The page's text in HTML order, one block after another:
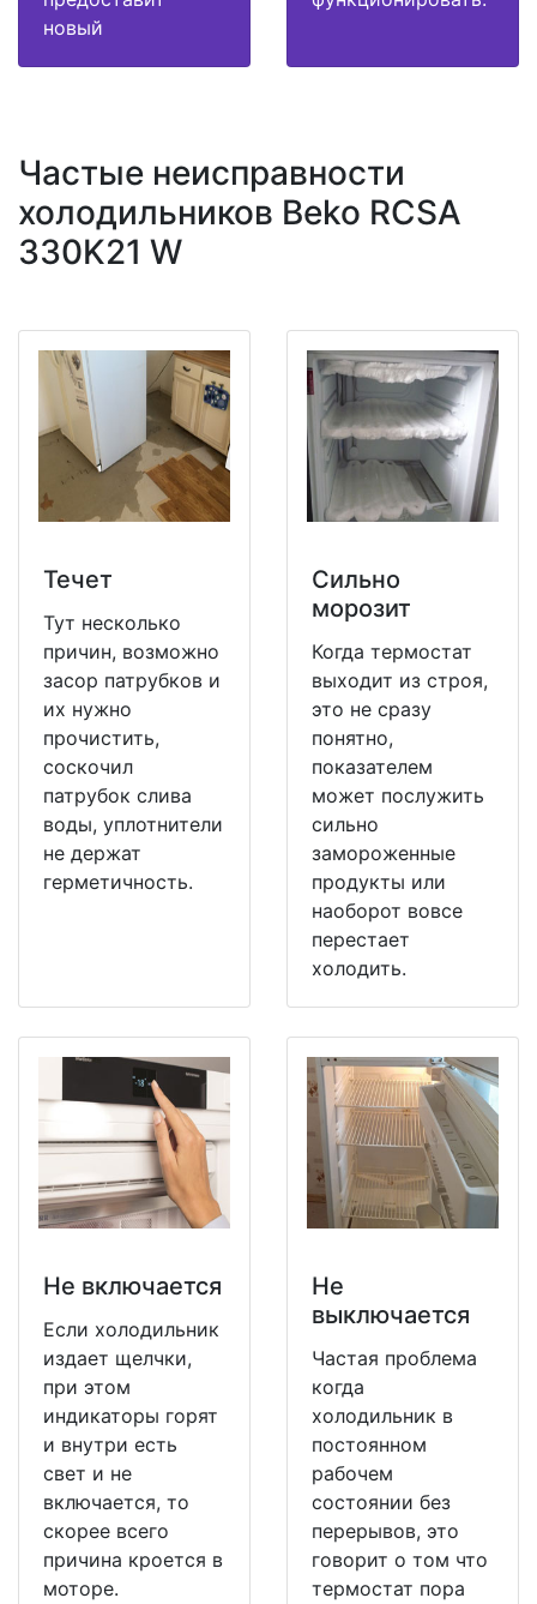
новый
Частые неисправности
холодильников Beko RCSA
330K21 W
Течет
Тут несколько
причин, возможно
засор патрубков и
их нужно
прочистить,
соскочил
патрубок слива
воды, уплотнители
не держат
герметичность.
Сильно
морозит
Когда термостат
выходит из строя,
это не сразу
понятно,
показателем
может послужить
сильно
замороженные
продукты или
наоборот вовсе
перестает
холодить.
Не включается
Если холодильник
издает щелчки,
при этом
индикаторы горят
и внутри есть
свет и не
включается, то
скорее всего
причина кроется в
моторе.
Не
выключается
Частая проблема
когда
холодильник в
постоянном
рабочем
состоянии без
перерывов, это
говорит о том что
термостат пора